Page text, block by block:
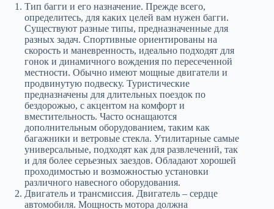
Тип багги и его назначение. Прежде всего,
определитесь, для каких целей вам нужен багги.
Существуют разные типы, предназначенные для
разных задач. Спортивные ориентированы на
скорость и маневренность, идеально подходят для
гонок и динамичного вождения по пересеченной
местности. Обычно имеют мощные двигатели и
продвинутую подвеску. Туристические
предназначены для длительных поездок по
бездорожью, с акцентом на комфорт и
вместительность. Часто оснащаются
дополнительным оборудованием, таким как
багажники и ветровые стекла. Утилитарные самые
универсальные, подходят как для развлечений, так
и для более серьезных заездов. Обладают хорошей
проходимостью и возможностью установки
различного навесного оборудования.
Двигатель и трансмиссия. Двигатель – сердце
автомобиля. Мощность мотора должна